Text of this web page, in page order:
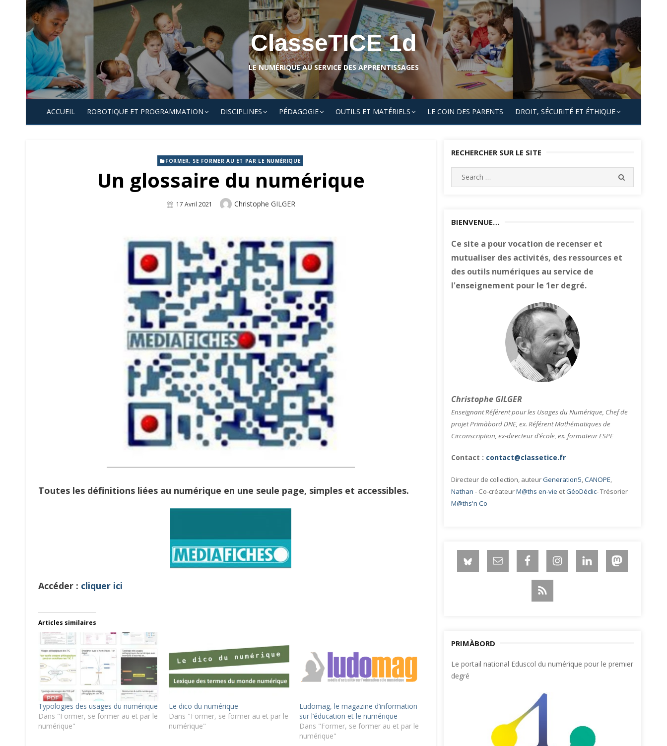
Skip
to
content
ClasseTICE 1d
LE NUMÉRIQUE AU SERVICE DES APPRENTISSAGES
ACCUEIL ROBOTIQUE ET PROGRAMMATION DISCIPLINES PÉDAGOGIE OUTILS ET MATÉRIELS LE COIN DES PARENTS DROIT, SÉCURITÉ ET ÉTHIQUE
FORMER, SE FORMER AU ET PAR LE NUMÉRIQUE
Un glossaire du numérique
Posted
17 Avril 2021 Author
Christophe GILGER
Toutes les définitions liées au numérique en une seule page, simples et accessibles.
Accéder : cliquer ici
Articles similaires
Typologies des usages du numérique
Dans "Former, se former au et par le
numérique"
Le dico du numérique
Dans "Former, se former au et par le
numérique"
Ludomag, le magazine d’information
sur l’éducation et le numérique
Dans "Former, se former au et par le
numérique"
RECHERCHER SUR LE SITE
Search
for:
BIENVENUE…
Ce site a pour vocation de recenser et
mutualiser des activités, des ressources et
des outils numériques au service de
l'enseignement pour le 1er degré.
Christophe GILGER
Enseignant Référent pour les Usages du Numérique, Chef de
projet Primàbord DNE, ex. Référent Mathématiques de
Circonscription, ex-directeur d’école, ex. formateur ESPE
Contact : contact@classetice.fr
Directeur de collection, auteurGeneration5,CANOPE,
Nathan - Co-créateurM@ths en-vie etGéoDéclic- Trésorier
M@ths'n Co
PRIMÀBORD
Le portail national Eduscol du numérique pour le premier
degré